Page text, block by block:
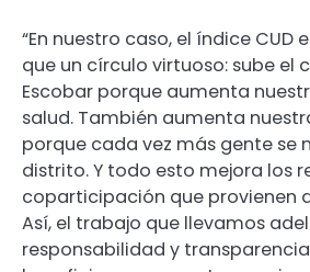
“En nuestro caso, el índice CUD
que un círculo virtuoso: sube el
Escobar porque aumenta
salud. También aumenta
porque cada vez más gente se
distrito. Y todo esto mejora los
coparticipación que provienen
Así, el trabajo que llevamos
responsabilidad y